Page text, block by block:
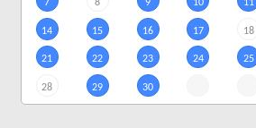
7 8 9 10 11
14 15 16 17 18
21 22 23 24 25
28 29 30